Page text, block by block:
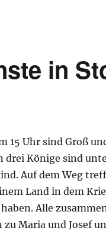
in
15 Uhr sind Groß
drei Könige sind
Auf dem Weg
Land in dem
Alle
Maria und Josef